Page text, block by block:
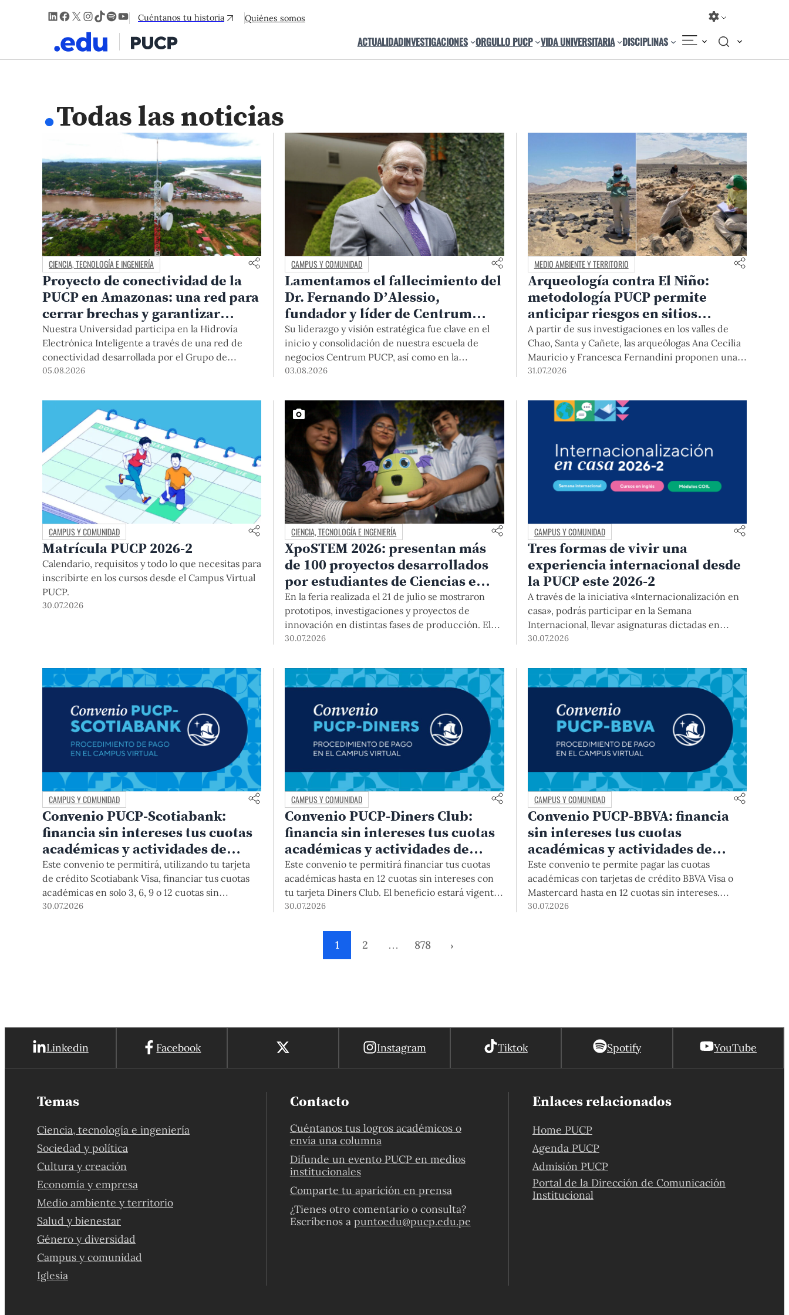
LinkedIn
Facebook
X Instagram
TikTok
Spotify
YouTube
Cuéntanos tu historia Quiénes somos
ACTUALIDADINVESTIGACIONES ORGULLO PUCP VIDA UNIVERSITARIA DISCIPLINAS
.Todas las noticias
CIENCIA, TECNOLOGÍA E INGENIERÍA
Proyecto de conectividad de la
PUCP en Amazonas: una red para
cerrar brechas y garantizar
derechos
Nuestra Universidad participa en la Hidrovía
Electrónica Inteligente a través de una red de
conectividad desarrollada por el Grupo de
Telecomunicaciones Rurales (GTR-PUCP) desde
desarrollo de esta red, sus aportes a la salud y la
educación de la zona, así como los alcances de la
intervención de la PUCP en el proyecto.
05.08.2026
CAMPUS Y COMUNIDAD
Lamentamos el fallecimiento del
Dr. Fernando D’Alessio,
fundador y líder de Centrum
PUCP
Su liderazgo y visión estratégica fue clave en el
inicio y consolidación de nuestra escuela de
negocios Centrum PUCP, así como en la
formación de profesionales empresariales
Universidad agradece el aporte del vicealmirante
AP (r) Dr. Fernando D'Alessio (1944-2026).
03.08.2026
MEDIO AMBIENTE Y TERRITORIO
Arqueología contra El Niño:
metodología PUCP permite
anticipar riesgos en sitios
arqueológicos
A partir de sus investigaciones en los valles de
Chao, Santa y Cañete, las arqueólogas Ana Cecilia
Mauricio y Francesca Fernandini proponen una
herramienta de bajo costo que combina datos
geográfica y trabajo de campo para identificar
sitios arqueológicos vulnerables ante lluvias,
asociados al fenómeno de El Niño.
31.07.2026
CAMPUS Y COMUNIDAD
Matrícula PUCP 2026-2
Calendario, requisitos y todo lo que necesitas para
inscribirte en los cursos desde el Campus Virtual
PUCP.
30.07.2026
CIENCIA, TECNOLOGÍA E INGENIERÍA
XpoSTEM 2026: presentan más
de 100 proyectos desarrollados
por estudiantes de Ciencias e
Ingeniería PUCP orientados a
atender necesidades del país
En la feria realizada el 21 de julio se mostraron
prototipos, investigaciones y proyectos de
innovación en distintas fases de producción. El
encuentro mostró cómo el conocimiento
concretos del Perú en salud, robótica,
inteligencia artificial, sostenibilidad y sectores
30.07.2026
CAMPUS Y COMUNIDAD
Tres formas de vivir una
experiencia internacional desde
la PUCP este 2026-2
A través de la iniciativa «Internacionalización en
casa», podrás participar en la Semana
Internacional, llevar asignaturas dictadas en
inglés, y acceder a módulos COIL junto con
extranjeras. La inscripción se realizará del 4 al 6
de agosto mediante el Campus Virtual, durante la
30.07.2026
CAMPUS Y COMUNIDAD
Convenio PUCP-Scotiabank:
financia sin intereses tus cuotas
académicas y actividades de
educación continua
Este convenio te permitirá, utilizando tu tarjeta
de crédito Scotiabank Visa, financiar tus cuotas
académicas en solo 3, 6, 9 o 12 cuotas sin
intereses. Este beneficio está vigente hasta el 31
30.07.2026
CAMPUS Y COMUNIDAD
Convenio PUCP-Diners Club:
financia sin intereses tus cuotas
académicas y actividades de
educación continua
Este convenio te permitirá financiar tus cuotas
académicas hasta en 12 cuotas sin intereses con
tu tarjeta Diners Club. El beneficio estará vigente
hasta el 31 de diciembre del 2026 para pregrado y
anteriores, trámites académicos, diplomaturas,
programas, cursos o talleres de educación
continua que se pagan con tarjeta de crédito
30.07.2026
CAMPUS Y COMUNIDAD
Convenio PUCP-BBVA: financia
sin intereses tus cuotas
académicas y actividades de
educación continua
Este convenio te permite pagar las cuotas
académicas con tarjetas de crédito BBVA Visa o
Mastercard hasta en 12 cuotas sin intereses.
Podrás acceder a esta forma de pago hasta el 31
30.07.2026
1 2 … 878 ›
Linkedin Facebook Instagram Tiktok Spotify YouTube
Temas
Ciencia, tecnología e ingeniería
Sociedad y política
Cultura y creación
Economía y empresa
Medio ambiente y territorio
Salud y bienestar
Género y diversidad
Campus y comunidad
Iglesia
Contacto
Cuéntanos tus logros académicos o
envía una columna
Difunde un evento PUCP en medios
institucionales
Comparte tu aparición en prensa
¿Tienes otro comentario o consulta?
Escríbenos a puntoedu@pucp.edu.pe
Enlaces relacionados
Home PUCP
Agenda PUCP
Admisión PUCP
Portal de la Dirección de Comunicación
Institucional